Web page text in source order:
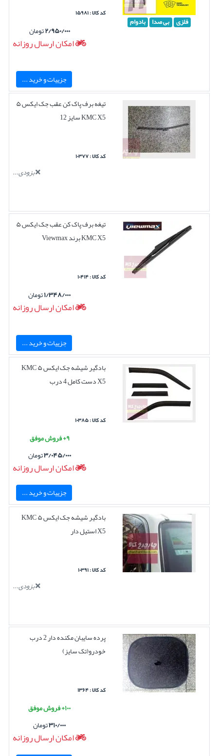
فلزی بی صدا بادوام
کد کالا : ۱۵۹۸۱
۲/۹۵۰/۰۰۰تومان
امکان ارسال روزانه
جزییات و خرید ...
تیغه برف پاک کن عقب جک ایکس ۵
KMC X5 سایز 12
کد کالا : ۱۰۳۷۷
بزودی...
تیغه برف پاک کن عقب جک ایکس ۵
KMC X5 برند Viewmax
کد کالا : ۱۰۴۱۴
۱/۳۴۸/۰۰۰تومان
امکان ارسال روزانه
جزییات و خرید ...
بادگیر شیشه جک ایکس ۵ KMC
X5 دست کامل 4 درب
کد کالا : ۱۰۳۸۵
۹+ فروش موفق
۳/۰۴۵/۰۰۰تومان
امکان ارسال روزانه
جزییات و خرید ...
بادگیر شیشه جک ایکس ۵ KMC
X5 استیل دار
کد کالا : ۱۰۳۹۱
بزودی...
پرده سایبان مکنده دار 2 درب
خودرو(تک سایز)
کد کالا : ۱۳۶۴
۱۰۰+ فروش موفق
۳۱۰/۰۰۰تومان
امکان ارسال روزانه